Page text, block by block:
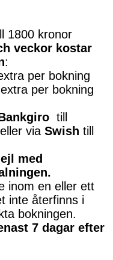
1800 kronor
veckor kostar
:
per bokning
per bokning
till
eller via Swish till
med
inom en eller ett
inte återfinns i
bokningen.
7 dagar efter